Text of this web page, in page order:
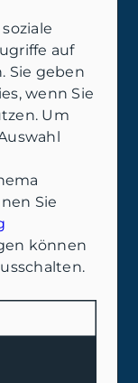
hake
So
und
bestenvor
und
im
auftaucht.
oft, wenn
B. flexible
die
auf
Sie geben
wenn Sie
Um
Sie
können